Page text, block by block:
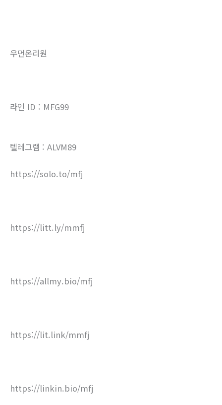
우먼온리원
라인 ID : MFG99
텔레그램 : ALVM89
https://solo.to/mfj
https://litt.ly/mmfj
https://allmy.bio/mfj
https://lit.link/mmfj
https://linkin.bio/mfj